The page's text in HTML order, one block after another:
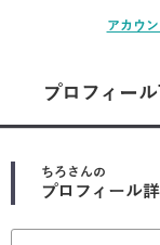
アカウ
プロフィー
ちろ さんの
プロフィール